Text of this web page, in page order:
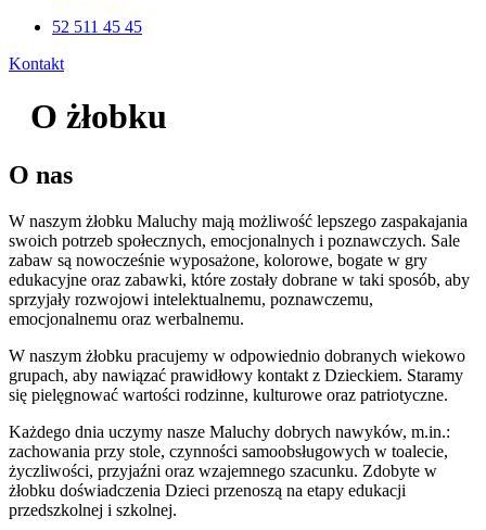
52 511 45 45
Kontakt
O żłobku
O nas
W naszym żłobku Maluchy mają możliwość lepszego zaspakajania
swoich potrzeb społecznych, emocjonalnych i poznawczych. Sale
zabaw są nowocześnie wyposażone, kolorowe, bogate w gry
edukacyjne oraz zabawki, które zostały dobrane w taki sposób, aby
sprzyjały rozwojowi intelektualnemu, poznawczemu,
emocjonalnemu oraz werbalnemu.
W naszym żłobku pracujemy w odpowiednio dobranych wiekowo
grupach, aby nawiązać prawidłowy kontakt z Dzieckiem. Staramy
się pielęgnować wartości rodzinne, kulturowe oraz patriotyczne.
Każdego dnia uczymy nasze Maluchy dobrych nawyków, m.in.:
zachowania przy stole, czynności samoobsługowych w toalecie,
życzliwości, przyjaźni oraz wzajemnego szacunku. Zdobyte w
żłobku doświadczenia Dzieci przenoszą na etapy edukacji
przedszkolnej i szkolnej.